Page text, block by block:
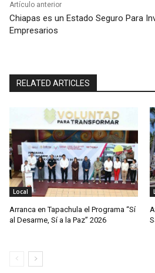
Artículo anterior
Chiapas es un Estado Seguro Para
Empresarios
RELATED ARTICLES
Local
Arranca en Tapachula el Programa “Sí
al Desarme, Sí a la Paz” 2026